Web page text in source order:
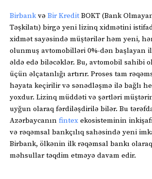
Birbankvə Bir Kredit BOKT (Bank
Təşkilatı) birgə yeni lizinq xidmətini
xidmət sayəsində müştərilər həm yeni,
olunmuş avtomobilləri 0%-dən başlayan
əldə edə biləcəklər. Bu, avtomobil sahibi
üçün əlçatanlığı artırır. Proses tam
həyata keçirilir və sənədləşmə ilə bağlı
yoxdur. Lizinq müddəti və şərtləri
uyğun olaraq fərdiləşdirilə bilər. Bu
Azərbaycanın fintex ekosisteminin
və rəqəmsal bankçılıq sahəsində yeni
Birbank, ölkənin ilk rəqəmsal bankı
məhsullar təqdim etməyə davam edir.